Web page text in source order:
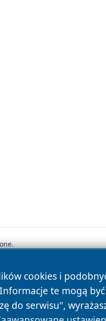
cookies i
te mogą
do serwisu",